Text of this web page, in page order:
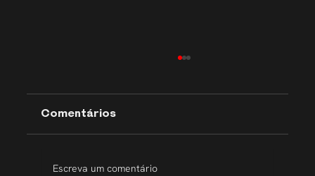
Comentários
Escreva um comentário